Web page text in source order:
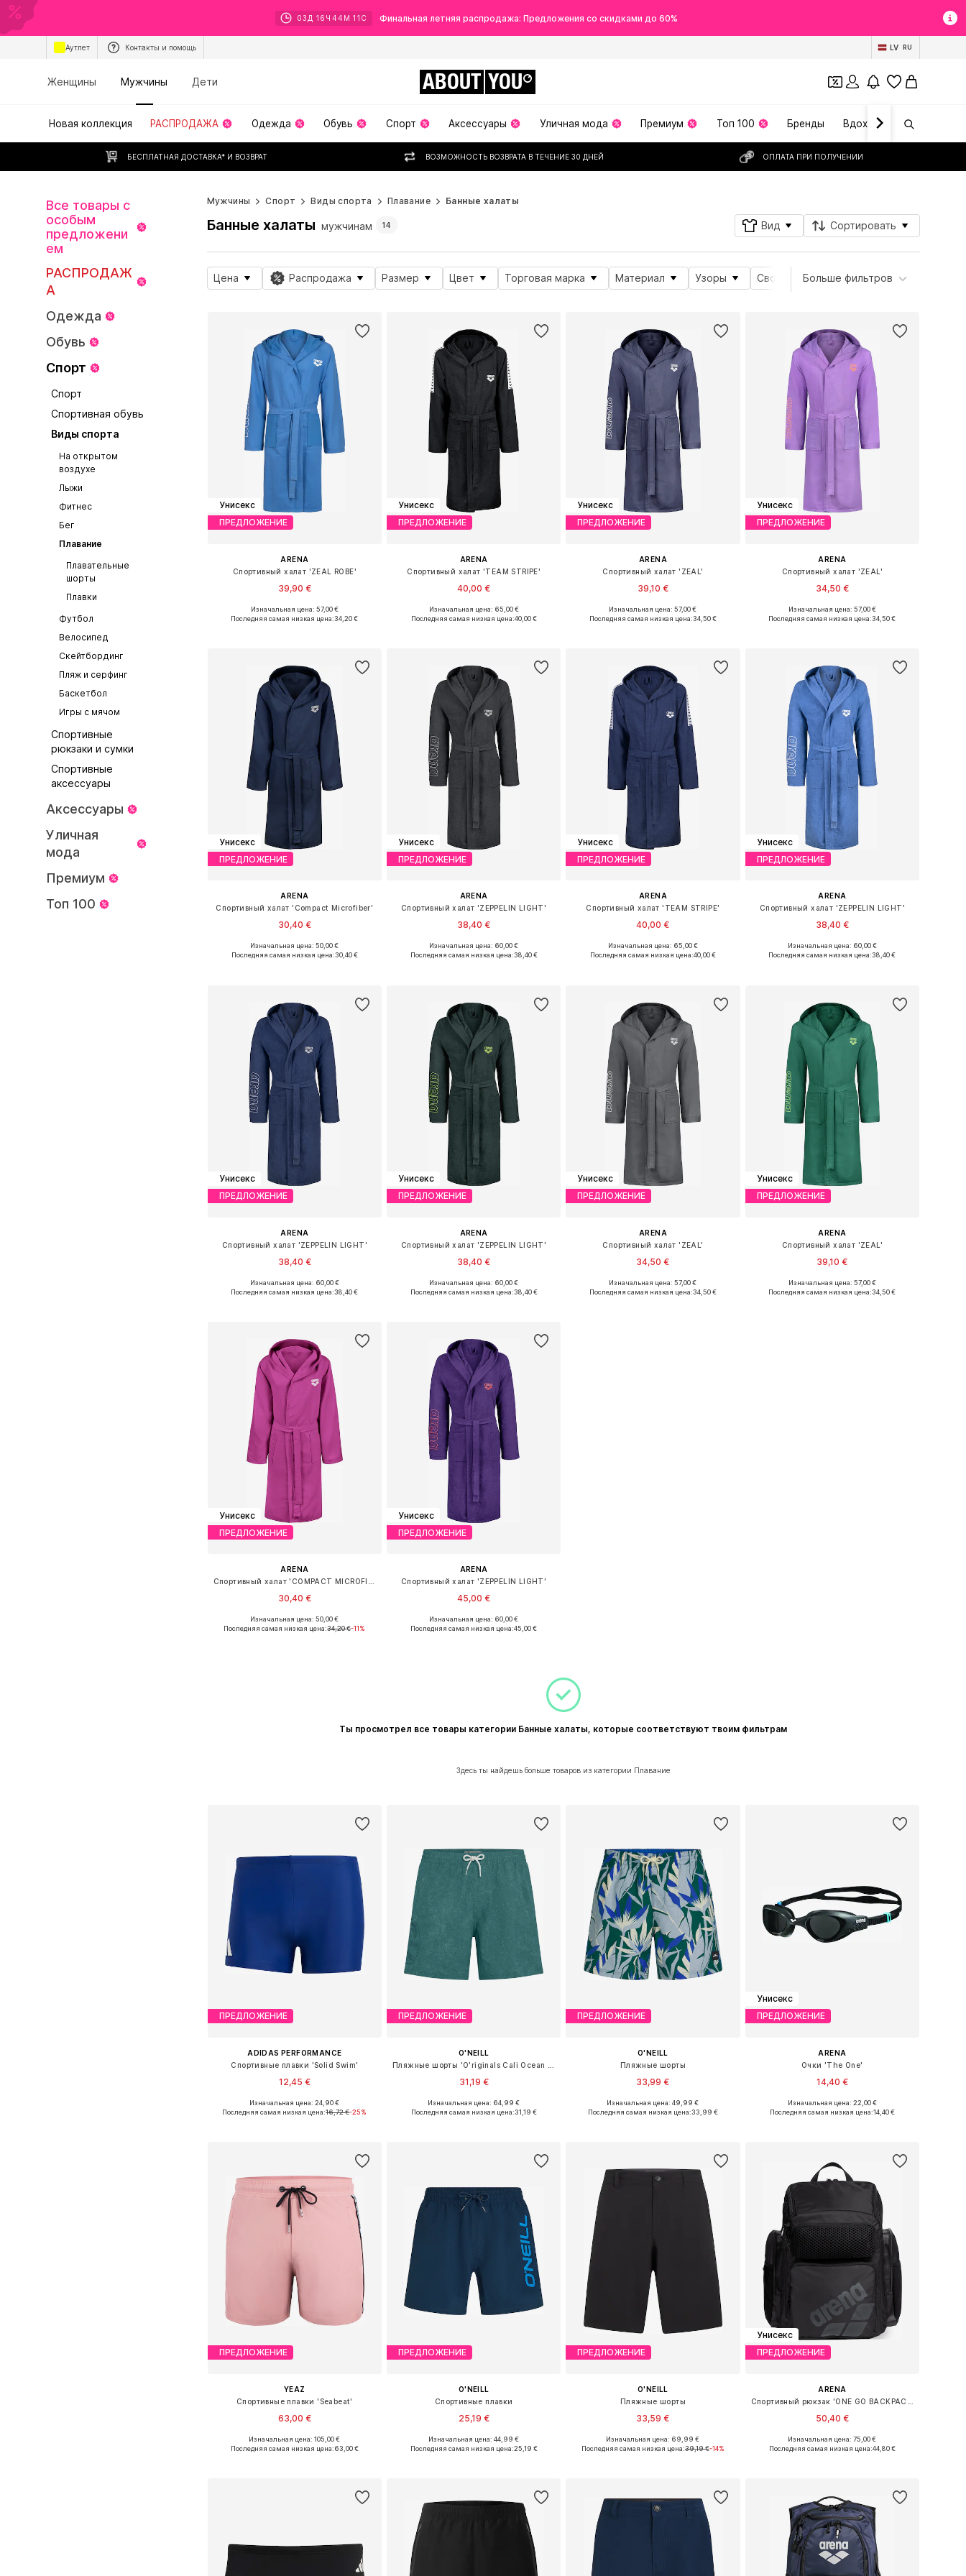
03 Д 16 Ч 44 М 10 С Финальная летняя распродажа: Предложения со скидками до 60%
Аутлет Контакты и помощь LV RU
Женщины Мужчины Дети ABOUT YOU
Новая коллекция РАСПРОДАЖА Одежда Обувь Спорт Аксессуары Уличная мода Премиум Топ 100 Бренды Вдохновение
БЕСПЛАТНАЯ ДОСТАВКА* И ВОЗВРАТ ВОЗМОЖНОСТЬ ВОЗВРАТА В ТЕЧЕНИЕ 30 ДНЕЙ ОПЛАТА ПРИ ПОЛУЧЕНИИ
Все товары с
особым
предложени
ем
РАСПРОДАЖ
А
Одежда
Обувь
Спорт
Спорт
Спортивная обувь
Виды спорта
На открытом
воздухе
Лыжи
Фитнес
Бег
Плавание
Плавательные
шорты
Плавки
Футбол
Велосипед
Скейтбординг
Пляж и серфинг
Баскетбол
Игры с мячом
Спортивные
рюкзаки и сумки
Спортивные
аксессуары
Аксессуары
Уличная
мода
Премиум
Топ 100
Мужчины Спорт Виды спорта Плавание Банные халаты
Банные халаты мужчинам 14 Вид Сортировать
Цена Распродажа Размер Цвет Торговая марка Материал Узоры Свойства продукта Вид спорта
Больше фильтров
Унисекс
ПРЕДЛОЖЕНИЕ
ARENA
Спортивный халат 'ZEAL ROBE'
39,90 €
Доступные размеры: M, L, XL, XXL, XXXL
Изначальная цена: 57,00 €
Последняя самая низкая цена:34,20 €
Унисекс
ПРЕДЛОЖЕНИЕ
ARENA
Спортивный халат 'TEAM STRIPE'
40,00 €
Доступные размеры: S, M, L, XL, XXL
Изначальная цена: 65,00 €
Последняя самая низкая цена:40,00 €
Унисекс
ПРЕДЛОЖЕНИЕ
ARENA
Спортивный халат 'ZEAL'
39,10 €
Доступные размеры: S, M, L, XL
Изначальная цена: 57,00 €
Последняя самая низкая цена:34,50 €
Унисекс
ПРЕДЛОЖЕНИЕ
ARENA
Спортивный халат 'ZEAL'
34,50 €
Доступные размеры: M, L, XL
Изначальная цена: 57,00 €
Последняя самая низкая цена:34,50 €
Унисекс
ПРЕДЛОЖЕНИЕ
ARENA
Спортивный халат 'Compact Microfiber'
30,40 €
Доступные размеры: S, M, L, XL, XXL
Изначальная цена: 50,00 €
Последняя самая низкая цена:30,40 €
Унисекс
ПРЕДЛОЖЕНИЕ
ARENA
Спортивный халат 'ZEPPELIN LIGHT'
38,40 €
+ 1
Доступные размеры: S, M, L, XL, XXL
Изначальная цена: 60,00 €
Последняя самая низкая цена:38,40 €
Унисекс
ПРЕДЛОЖЕНИЕ
ARENA
Спортивный халат 'TEAM STRIPE'
40,00 €
Доступные размеры: S, M, L, XL, XXL
Изначальная цена: 65,00 €
Последняя самая низкая цена:40,00 €
Унисекс
ПРЕДЛОЖЕНИЕ
ARENA
Спортивный халат 'ZEPPELIN LIGHT'
38,40 €
+ 1
Доступные размеры: S, M, L, XL, XXL
Изначальная цена: 60,00 €
Последняя самая низкая цена:38,40 €
Унисекс
ПРЕДЛОЖЕНИЕ
ARENA
Спортивный халат 'ZEPPELIN LIGHT'
38,40 €
+ 1
Доступные размеры: S, M, L, XL, XXL
Изначальная цена: 60,00 €
Последняя самая низкая цена:38,40 €
Унисекс
ПРЕДЛОЖЕНИЕ
ARENA
Спортивный халат 'ZEPPELIN LIGHT'
38,40 €
+ 1
Доступные размеры: S, M, L, XL, XXL
Изначальная цена: 60,00 €
Последняя самая низкая цена:38,40 €
Унисекс
ПРЕДЛОЖЕНИЕ
ARENA
Спортивный халат 'ZEAL'
34,50 €
Доступные размеры: S, M, L, XL, XXL
Изначальная цена: 57,00 €
Последняя самая низкая цена:34,50 €
Унисекс
ПРЕДЛОЖЕНИЕ
ARENA
Спортивный халат 'ZEAL'
39,10 €
Доступные размеры: M, L, XXL
Изначальная цена: 57,00 €
Последняя самая низкая цена:34,50 €
Унисекс
ПРЕДЛОЖЕНИЕ
ARENA
30,40 €
Доступные размеры: S, M, L
Изначальная цена: 50,00 €
Последняя самая низкая цена:34,20 €-11%
Унисекс
ПРЕДЛОЖЕНИЕ
ARENA
Спортивный халат 'ZEPPELIN LIGHT'
45,00 €
+ 1
Доступные размеры: S, M, L
Изначальная цена: 60,00 €
Последняя самая низкая цена:45,00 €
Ты просмотрел все товары категории Банные халаты, которые соответствуют твоим фильтрам
Здесь ты найдешь больше товаров из категории Плавание
ПРЕДЛОЖЕНИЕ
ADIDAS PERFORMANCE
Спортивные плавки 'Solid Swim'
12,45 €
Изначальная цена: 24,90 €
Последняя самая низкая цена:16,72 €-25%
ПРЕДЛОЖЕНИЕ
O'NEILL
31,19 €
Доступные размеры: XS, S, M, L, XL, XXL
Изначальная цена: 64,99 €
Последняя самая низкая цена:31,19 €
ПРЕДЛОЖЕНИЕ
O'NEILL
Пляжные шорты
33,99 €
Доступные размеры: XS, S, M, L, XL, XXL
Изначальная цена: 49,99 €
Последняя самая низкая цена:33,99 €
Унисекс
ПРЕДЛОЖЕНИЕ
ARENA
Очки 'The One'
14,40 €
Доступные размеры: XS-XL
Изначальная цена: 22,00 €
Последняя самая низкая цена:14,40 €
ПРЕДЛОЖЕНИЕ
YEAZ
Спортивные плавки 'Seabeat'
63,00 €
Доступные размеры: M, L, XL, XXL
Изначальная цена: 105,00 €
Последняя самая низкая цена:63,00 €
ПРЕДЛОЖЕНИЕ
O'NEILL
Спортивные плавки
25,19 €
Доступные размеры: XS, S, M, L, XL
Изначальная цена: 44,99 €
Последняя самая низкая цена:25,19 €
ПРЕДЛОЖЕНИЕ
O'NEILL
Пляжные шорты
33,59 €
Доступно множество размеров
Изначальная цена: 69,99 €
Последняя самая низкая цена:39,19 €-14%
Унисекс
ПРЕДЛОЖЕНИЕ
ARENA
50,40 €
Доступные размеры: One Size
Изначальная цена: 75,00 €
Последняя самая низкая цена:44,80 €